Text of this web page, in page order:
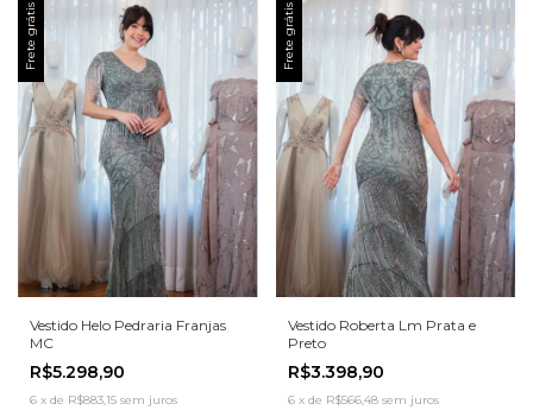
Frete grátis
Vestido Helo Pedraria Franjas
MC
R$5.298,90
6 x de R$883,15 sem juros
Frete grátis
Vestido Roberta Lm Prata e
Preto
R$3.398,90
6 x de R$566,48 sem juros